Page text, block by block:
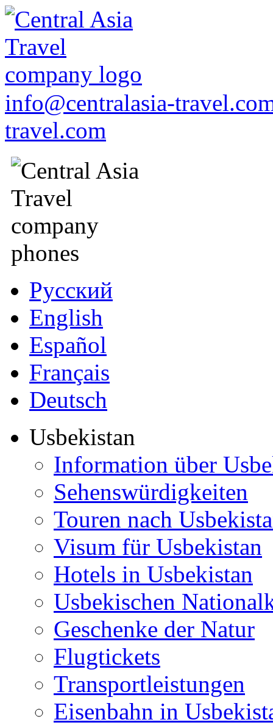
info@centralasia-
travel.com
Русский
English
Español
Français
Deutsch
Usbekistan
Information über
Sehenswürdigkeiten
Touren nach
Visum für Usbekistan
Hotels in Usbekistan
Usbekischen
Geschenke der Natur
Flugtickets
Transportleistungen
Eisenbahn in